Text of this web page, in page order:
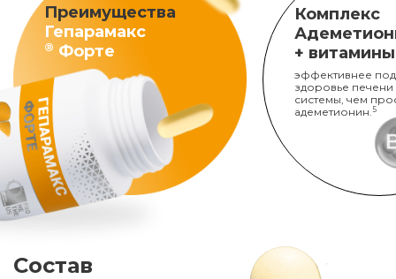
Преимущества
Гепарамакс
® Форте
Комплекс
+
эффективнее
здоровье печени
системы, чем
адеметионин. 5
Состав